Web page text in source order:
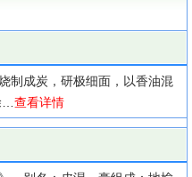
制成炭，研极细面，以香油混
查看详情